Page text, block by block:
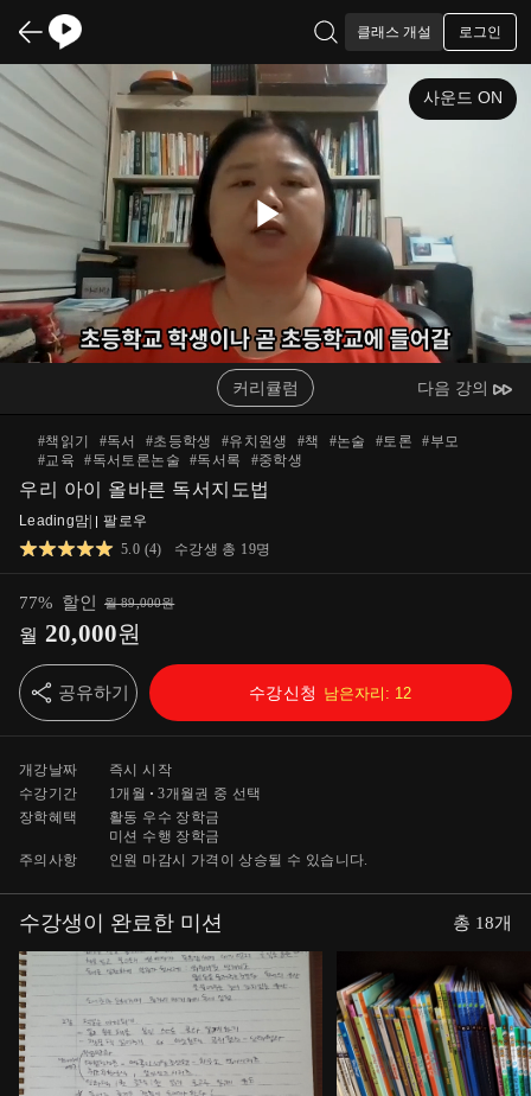
클래스 개설 로그인
Play
Video
사운드 ON
커리큘럼 다음 강의
#책읽기 #독서 #초등학생 #유치원생 #책 #논술 #토론 #부모
#교육 #독서토론논술 #독서록 #중학생
우리 아이 올바른 독서지도법
Leading맘
팔로우
5.0 (4) 수강생 총 19명
77% 할인 월89,000원
월 20,000원
공유하기 수강신청 남은자리: 12
개강날짜
즉시 시작
수강기간
1개월 3개월 권 중 선택
장학혜택
활동 우수 장학금
미션 수행 장학금
주의사항
인원 마감시 가격이 상승될 수 있습니다.
수강생이 완료한 미션 총 18개